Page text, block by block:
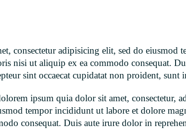
consectetur adipisicing elit, sed do
nisi ut aliquip ex ea commodo consequat.
sint occaecat cupidatat non proident,
ipsum quia dolor sit amet, consectetur,
tempor incididunt ut labore et dolore
consequat. Duis aute irure dolor in